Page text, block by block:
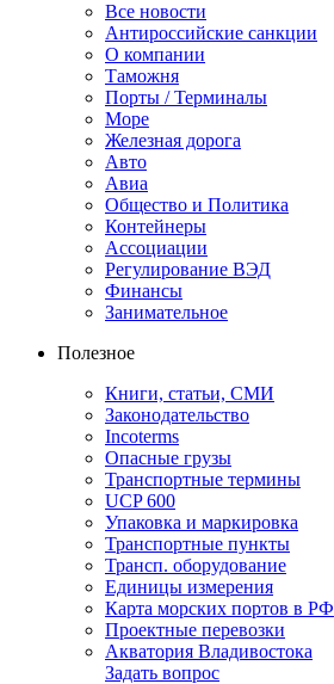
Все новости
Антироссийские санкции
О компании
Таможня
Порты / Терминалы
Море
Железная дорога
Авто
Авиа
Общество и Политика
Контейнеры
Ассоциации
Регулирование ВЭД
Финансы
Занимательное
Полезное
Книги, статьи, СМИ
Законодательство
Incoterms
Опасные грузы
Транспортные термины
UCP 600
Упаковка и маркировка
Транспортные пункты
Трансп. оборудование
Единицы измерения
Карта морских портов в РФ
Проектные перевозки
Акватория Владивостока
Задать вопрос